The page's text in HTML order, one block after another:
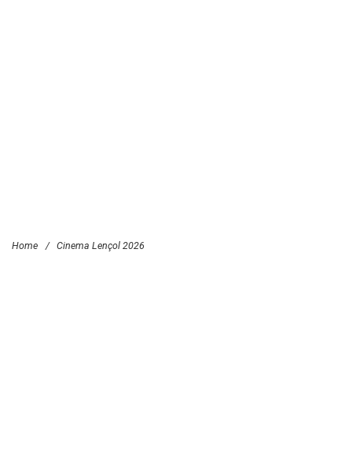
Home / Cinema Lençol 2026